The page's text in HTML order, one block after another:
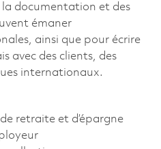
documentation et des
émaner
ainsi que pour écrire
avec des clients, des
internationaux.
retraite et d’épargne